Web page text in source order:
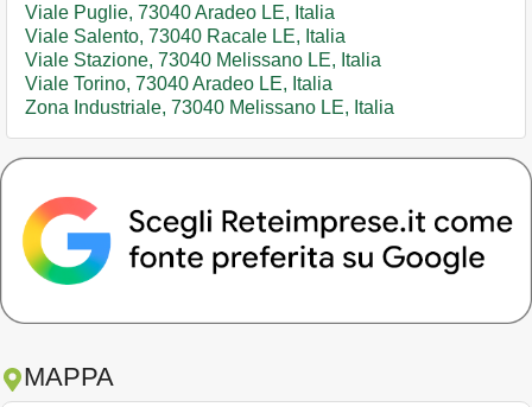
Viale Puglie, 73040 Aradeo LE, Italia
Viale Salento, 73040 Racale LE, Italia
Viale Stazione, 73040 Melissano LE, Italia
Viale Torino, 73040 Aradeo LE, Italia
Zona Industriale, 73040 Melissano LE, Italia
MAPPA